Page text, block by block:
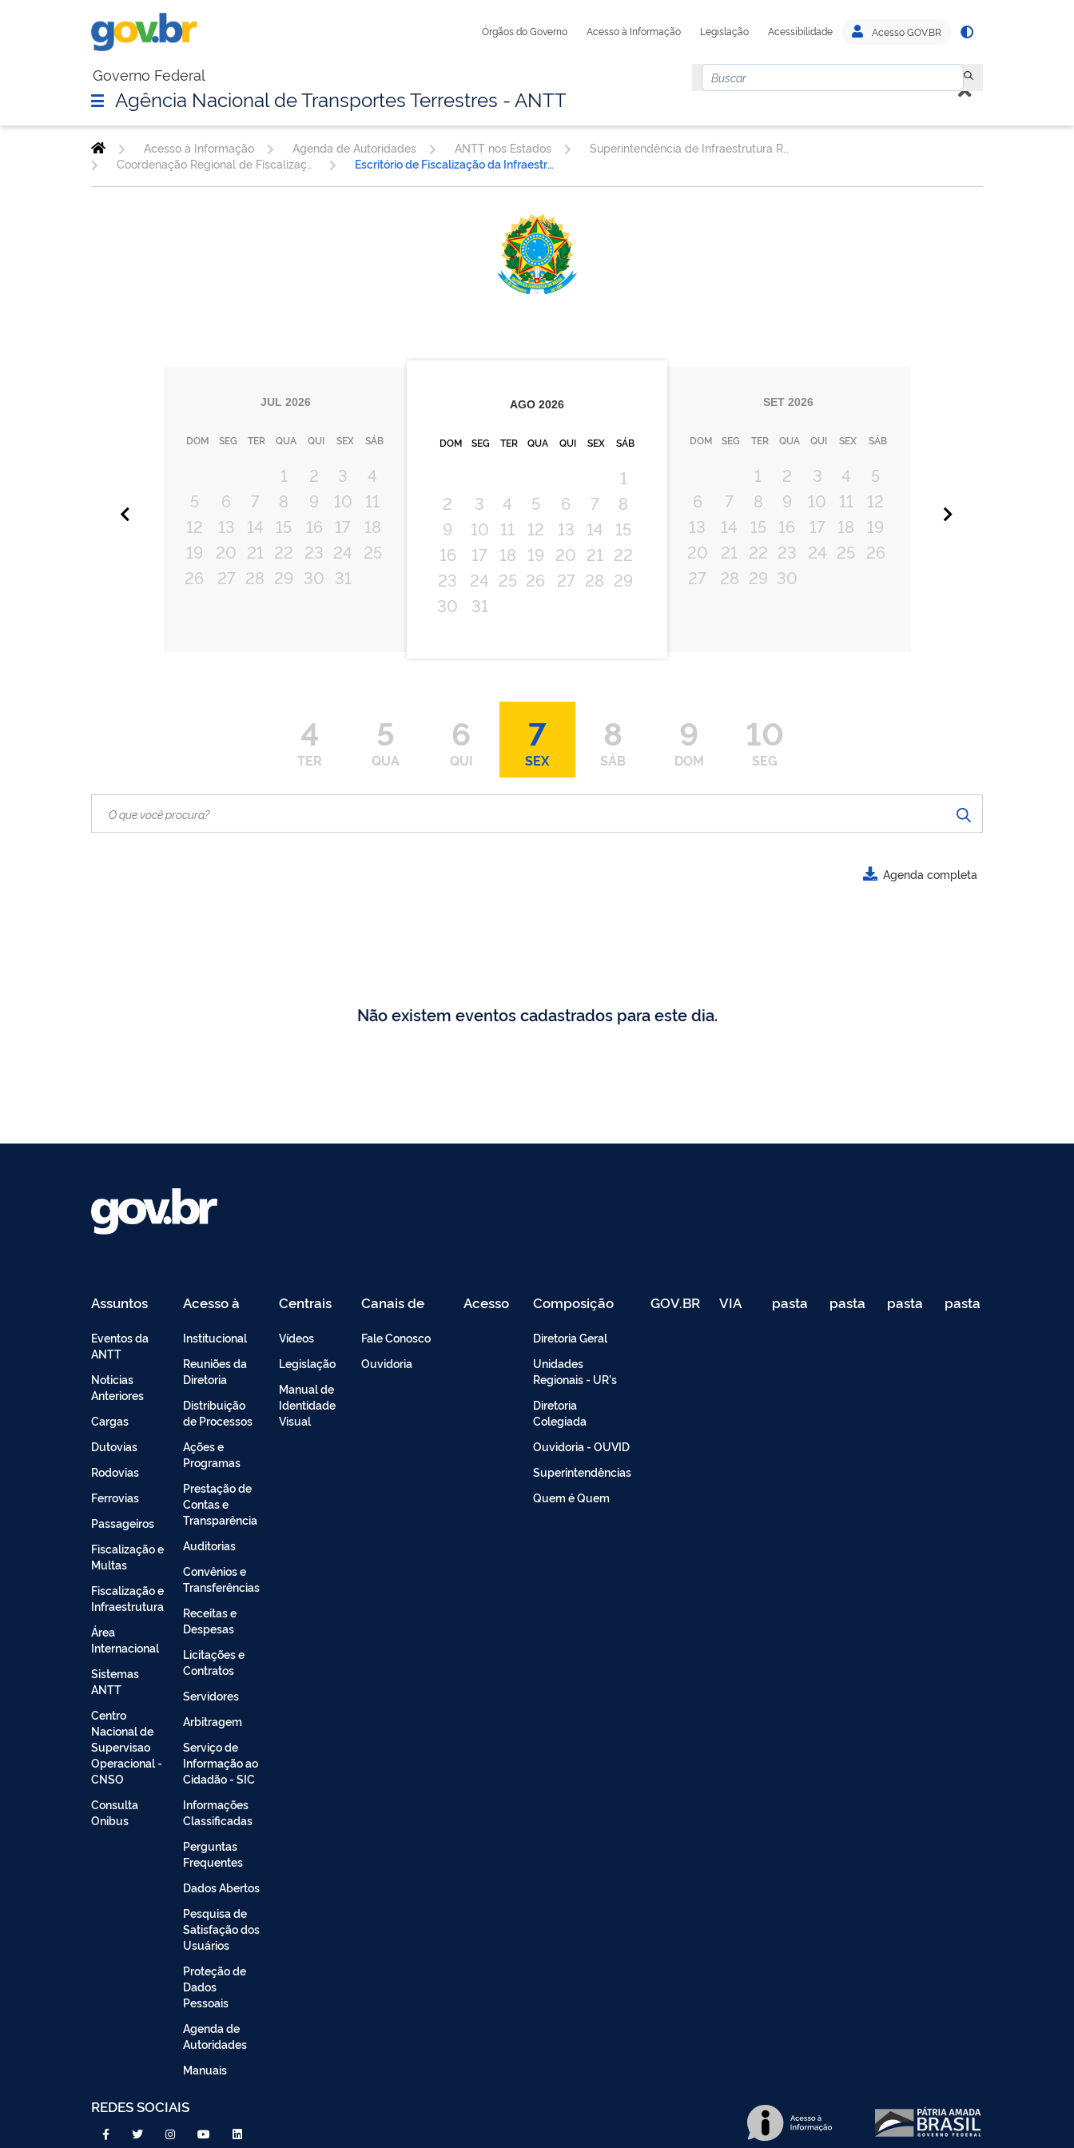
Órgãos do Governo Acesso à Informação Legislação Acessibilidade Acesso GOV.BR
Governo Federal
Agência Nacional de Transportes Terrestres - ANTT
Acesso à Informação Agenda de Autoridades ANTT nos Estados
Superintendência de Infraestrutura Rodoviária.
Escritório de Fiscalização da Infraestrutura Rodoviária Florianópolis/SC
JUL 2026
DOM SEG TER QUA QUI SEX SÁB
1 2 3
4
5
6 7 8 9 10
11
12
13 14 15 16 17
18
19
20 21 22 23 24 25
26
27 28 29 30 31
AGO 2026
DOM SEG TER QUA QUI SEX SÁB
1
2
3 4 5 6 7
8
9
10 11 12 13 14
15
16
17 18 19 20 21 22
23
24 25 26 27 28 29
30
31
SET 2026
DOM SEG TER QUA QUI SEX SÁB
1 2 3 4
5
6
7 8 9 10 11
12
13
14 15 16 17 18
19
20
21 22 23 24 25 26
27
28 29 30
4
TER
5
QUA
6
QUI
7
SEX
8
SÁB
9
DOM
10
SEG
Agenda completa
Não existem eventos cadastrados para este dia.
Assuntos
Eventos da
ANTT
Noticias
Anteriores
Cargas
Dutovias
Rodovias
Ferrovias
Passageiros
Fiscalização e
Multas
Fiscalização e
Infraestrutura
Área
Internacional
Sistemas
ANTT
Centro
Nacional de
Supervisao
Operacional -
CNSO
Consulta
Onibus
Acesso à
Informação
Institucional
Reuniões da
Diretoria
Distribuição
de Processos
Ações e
Programas
Prestação de
Contas e
Transparência
Auditorias
Convênios e
Transferências
Receitas e
Despesas
Licitações e
Contratos
Servidores
Arbitragem
Serviço de
Informação ao
Cidadão - SIC
Informações
Classificadas
Perguntas
Frequentes
Dados Abertos
Pesquisa de
Satisfação dos
Usuários
Proteção de
Dados
Pessoais
Agenda de
Autoridades
Manuais
Centrais
de
Vídeos
Legislação
Manual de
Identidade
Visual
Canais de
Atendimento
Fale Conosco
Ouvidoria
Acesso
Restrito
Composição
Diretoria Geral
Unidades
Regionais - UR's
Diretoria
Colegiada
Ouvidoria - OUVID
Superintendências
Quem é Quem
GOV.BR VIA
040
pasta
de
pasta
de
pasta
de
pasta
de
REDES SOCIAIS